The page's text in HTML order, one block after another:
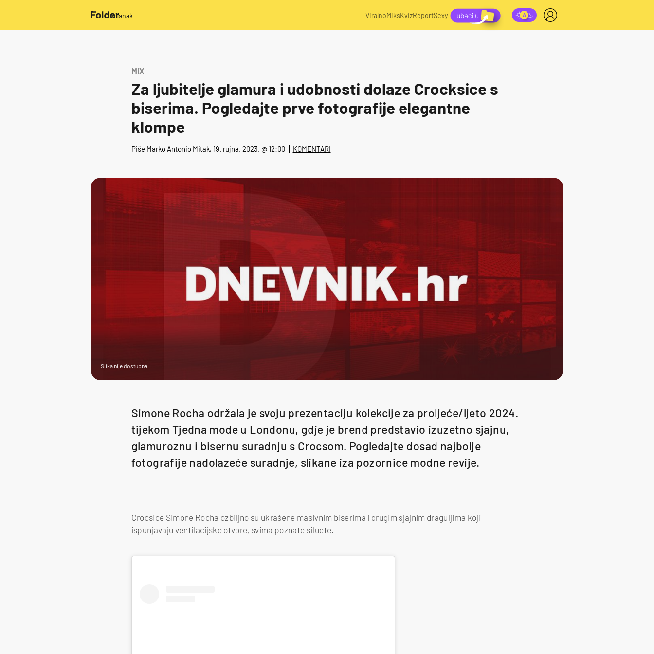
/članak ViralnoMiksKvizReportSexy
MIX
Za ljubitelje glamura i udobnosti dolaze Crocksice s
biserima. Pogledajte prve fotografije elegantne
klompe
Piše Marko Antonio Mitak, 19. rujna. 2023. @ 12:00 KOMENTARI
Slika nije dostupna
Simone Rocha održala je svoju prezentaciju kolekcije za proljeće/ljeto 2024.
tijekom Tjedna mode u Londonu, gdje je brend predstavio izuzetno sjajnu,
glamuroznu i bisernu suradnju s Crocsom. Pogledajte dosad najbolje
fotografije nadolazeće suradnje, slikane iza pozornice modne revije.
Crocsice Simone Rocha ozbiljno su ukrašene masivnim biserima i drugim sjajnim draguljima koji
ispunjavaju ventilacijske otvore, svima poznate siluete.